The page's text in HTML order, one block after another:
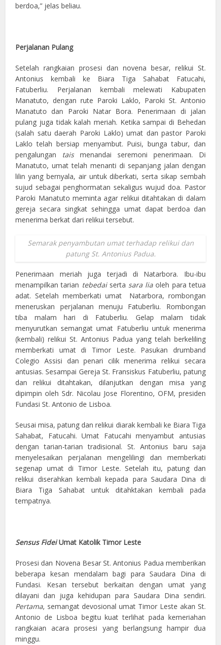
berdoa,” jelas beliau.
Perjalanan Pulang
Setelah rangkaian prosesi dan novena besar, relikui St.
Antonius kembali ke Biara Tiga Sahabat Fatucahi,
Fatuberliu. Perjalanan kembali melewati Kabupaten
Manatuto, dengan rute Paroki Laklo, Paroki St. Antonio
Manatuto dan Paroki Natar Bora. Penerimaan di jalan
pulang juga tidak kalah meriah. Ketika sampai di Behedan
(salah satu daerah Paroki Laklo) umat dan pastor Paroki
Laklo telah bersiap menyambut. Puisi, bunga tabur, dan
pengalungan taismenandai seremoni penerimaan. Di
Manatuto, umat telah menanti di sepanjang jalan dengan
lilin yang bernyala, air untuk diberkati, serta sikap sembah
sujud sebagai penghormatan sekaligus wujud doa. Pastor
Paroki Manatuto meminta agar relikui ditahtakan di dalam
gereja secara singkat sehingga umat dapat berdoa dan
menerima berkat dari relikui tersebut.
Semarak penyambutan umat terhadap relikui dan
patung St. Antonius Padua.
Penerimaan meriah juga terjadi di Natarbora. Ibu-ibu
menampilkan tarian tebedai serta sara liaoleh para tetua
adat. Setelah memberkati umat Natarbora, rombongan
meneruskan perjalanan menuju Fatuberliu. Rombongan
tiba malam hari di Fatuberliu. Gelap malam tidak
menyurutkan semangat umat Fatuberliu untuk menerima
(kembali) relikui St. Antonius Padua yang telah berkeliling
memberkati umat di Timor Leste. Pasukan drumband
Colegio Assisi dan penari cilik menerima relikui secara
antusias. Sesampai Gereja St. Fransiskus Fatuberliu, patung
dan relikui ditahtakan, dilanjutkan dengan misa yang
dipimpin oleh Sdr. Nicolau Jose Florentino, OFM, presiden
Fundasi St. Antonio de Lisboa.
Seusai misa, patung dan relikui diarak kembali ke Biara Tiga
Sahabat, Fatucahi. Umat Fatucahi menyambut antusias
dengan tarian-tarian tradisional. St. Antonius baru saja
menyelesaikan perjalanan mengelilingi dan memberkati
segenap umat di Timor Leste. Setelah itu, patung dan
relikui diserahkan kembali kepada para Saudara Dina di
Biara Tiga Sahabat untuk ditahktakan kembali pada
tempatnya.
Sensus FideiUmat Katolik Timor Leste
Prosesi dan Novena Besar St. Antonius Padua memberikan
beberapa kesan mendalam bagi para Saudara Dina di
Fundasi. Kesan tersebut berkaitan dengan umat yang
dilayani dan juga kehidupan para Saudara Dina sendiri.
Pertama, semangat devosional umat Timor Leste akan St.
Antonio de Lisboa begitu kuat terlihat pada kemeriahan
rangkaian acara prosesi yang berlangsung hampir dua
minggu.